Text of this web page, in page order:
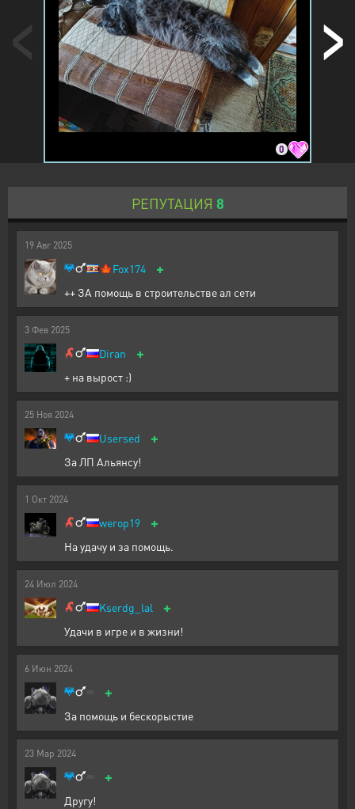
0
РЕПУТАЦИЯ 8
19 Авг 2025
🍁Fox174 +
++ ЗА помощь в строительстве ал сети
3 Фев 2025
Diran +
+ на вырост :)
25 Ноя 2024
Usersed +
За ЛП Альянсу!
1 Окт 2024
werop19 +
На удачу и за помощь.
24 Июл 2024
Kserdg_lal +
Удачи в игре и в жизни!
6 Июн 2024
+
За помощь и бескорыстие
23 Мар 2024
+
Другу!